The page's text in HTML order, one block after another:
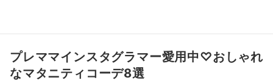
たけまい
ファッションインフルエンサー
プレママインスタグラマー愛用中♡おしゃれ
なマタニティコーデ8選